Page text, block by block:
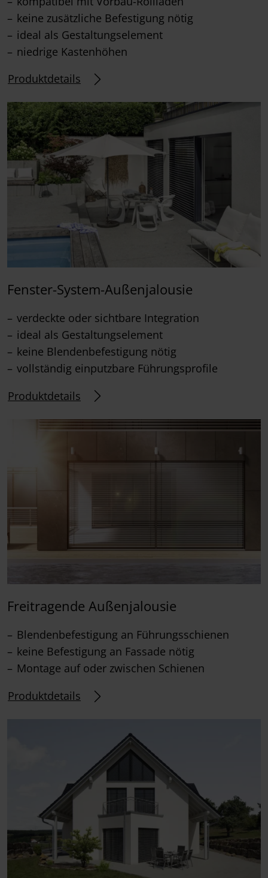
keine zusätzliche Befestigung nötig
ideal als Gestaltungselement
niedrige Kastenhöhen
Produktdetails
Fenster-System-Außenjalousie
verdeckte oder sichtbare Integration
ideal als Gestaltungselement
keine Blendenbefestigung nötig
vollständig einputzbare Führungsprofile
Produktdetails
Freitragende Außenjalousie
Blendenbefestigung an Führungsschienen
keine Befestigung an Fassade nötig
Montage auf oder zwischen Schienen
Produktdetails